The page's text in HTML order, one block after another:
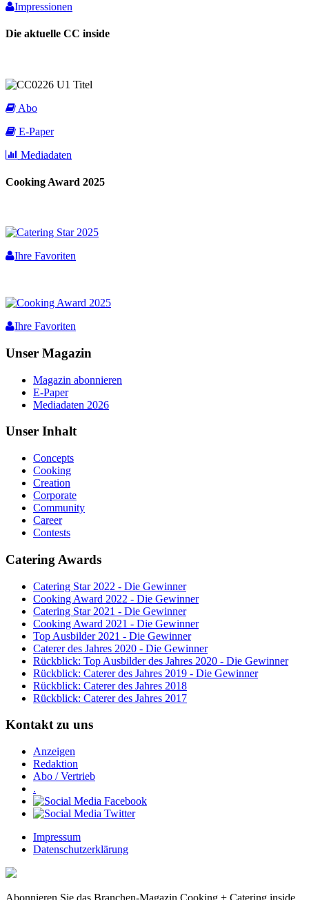
Impressionen
Die aktuelle CC inside
Abo
E-Paper
Mediadaten
Cooking Award 2025
Ihre Favoriten
Ihre Favoriten
Unser Magazin
Magazin abonnieren
E-Paper
Mediadaten 2026
Unser Inhalt
Concepts
Cooking
Creation
Corporate
Community
Career
Contests
Catering Awards
Catering Star 2022 - Die Gewinner
Cooking Award 2022 - Die Gewinner
Catering Star 2021 - Die Gewinner
Cooking Award 2021 - Die Gewinner
Top Ausbilder 2021 - Die Gewinner
Caterer des Jahres 2020 - Die Gewinner
Rückblick: Top Ausbilder des Jahres 2020 - Die Gewinner
Rückblick: Caterer des Jahres 2019 - Die Gewinner
Rückblick: Caterer des Jahres 2018
Rückblick: Caterer des Jahres 2017
Kontakt zu uns
Anzeigen
Redaktion
Abo / Vertrieb
.
Impressum
Datenschutzerklärung
Abonnieren Sie das Branchen-Magazin Cooking + Catering inside